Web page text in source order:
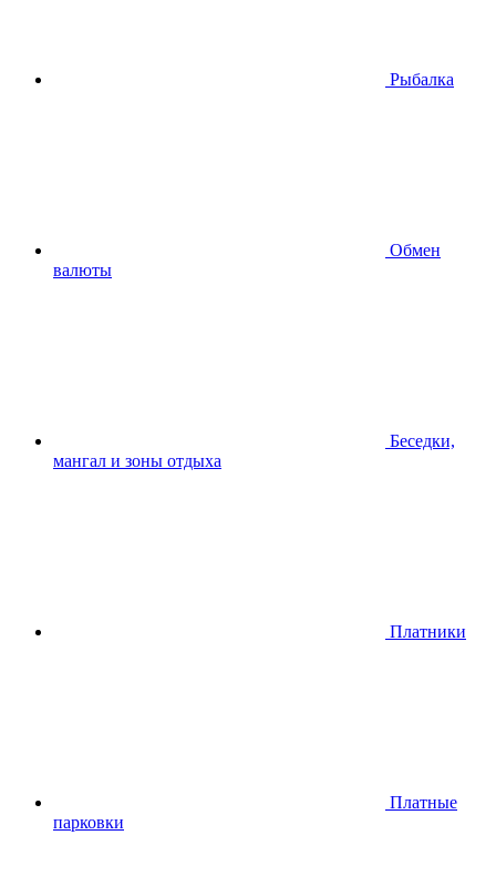
Рыбалка
Обмен
валюты
Беседки,
мангал и зоны отдыха
Платники
Платные
парковки